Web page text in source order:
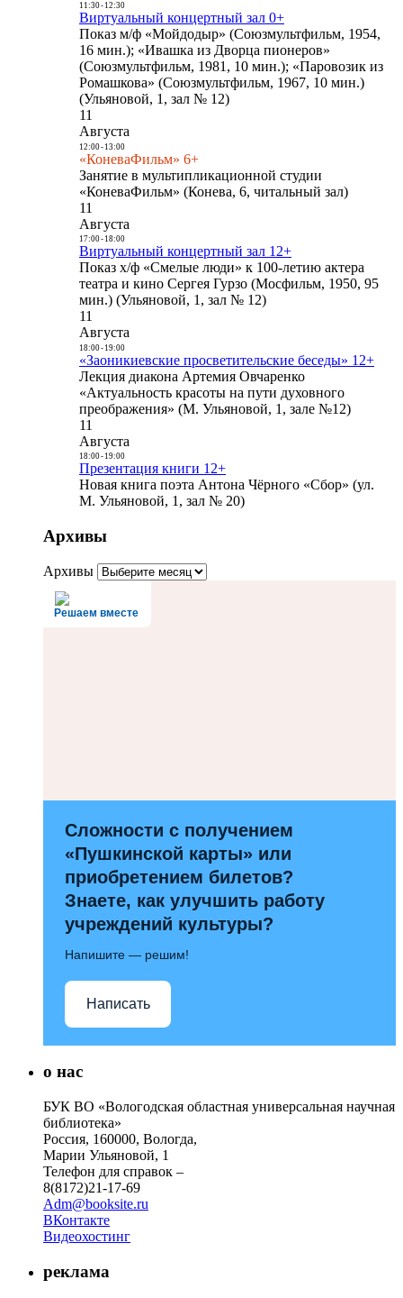
11:30- 12:30
Виртуальный концертный зал 0+
Показ м/ф «Мойдодыр» (Союзмультфильм, 1954,
16 мин.); «Ивашка из Дворца пионеров»
(Союзмультфильм, 1981, 10 мин.); «Паровозик из
Ромашкова» (Союзмультфильм, 1967, 10 мин.)
(Ульяновой, 1, зал № 12)
11
Августа
12:00- 13:00
«КоневаФильм» 6+
Занятие в мультипликационной студии
«КоневаФильм» (Конева, 6, читальный зал)
11
Августа
17:00- 18:00
Виртуальный концертный зал 12+
Показ х/ф «Смелые люди» к 100-летию актера
театра и кино Сергея Гурзо (Мосфильм, 1950, 95
мин.) (Ульяновой, 1, зал № 12)
11
Августа
18:00- 19:00
«Заоникиевские просветительские беседы» 12+
Лекция диакона Артемия Овчаренко
«Актуальность красоты на пути духовного
преображения» (М. Ульяновой, 1, зале №12)
11
Августа
18:00- 19:00
Презентация книги 12+
Новая книга поэта Антона Чёрного «Сбор» (ул.
М. Ульяновой, 1, зал № 20)
Архивы
Архивы
Решаем вместе
Сложности с получением
«Пушкинской карты» или
приобретением билетов?
Знаете, как улучшить работу
учреждений культуры?
Напишите — решим!
Написать
о нас
БУК ВО «Вологодская областная универсальная научная
библиотека»
Россия, 160000, Вологда,
Марии Ульяновой, 1
Телефон для справок –
8(8172)21-17-69
Adm@booksite.ru
ВКонтакте
Видеохостинг
реклама